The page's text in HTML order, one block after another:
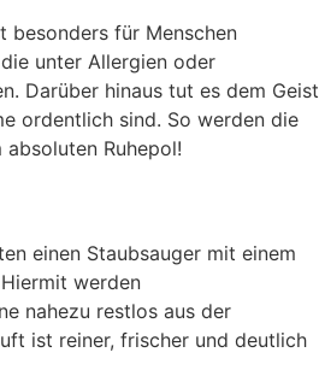
besonders für Menschen
unter Allergien oder
Darüber hinaus tut es dem Geist
ordentlich sind. So werden die
Ruhepol!
einen Staubsauger mit einem
werden
nahezu restlos aus der
ist reiner, frischer und deutlich